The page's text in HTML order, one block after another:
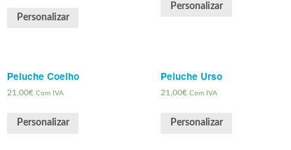
Personalizar
Personalizar
Peluche Coelho
21,00€ Com IVA
Personalizar
Peluche Urso
21,00€ Com IVA
Personalizar